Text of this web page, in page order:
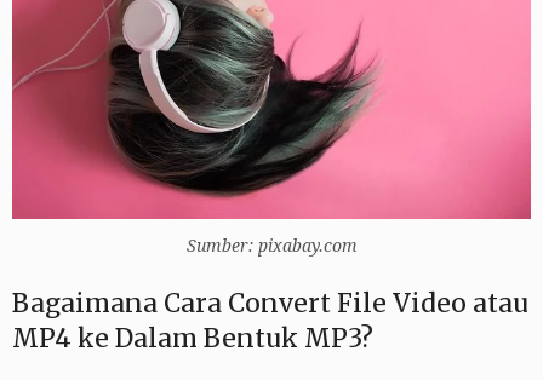
Sumber: pixabay.com
Bagaimana Cara Convert File Video atau
MP4 ke Dalam Bentuk MP3?